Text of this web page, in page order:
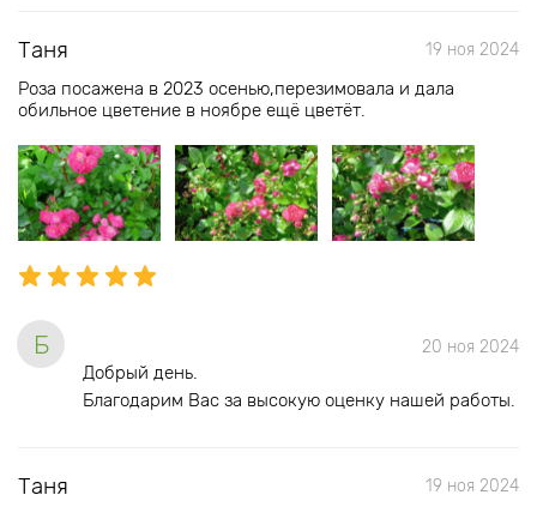
Таня 19 ноя 2024
Роза посажена в 2023 осенью,перезимовала и дала
обильное цветение в ноябре ещё цветёт.
Б 20 ноя 2024
Добрый день.
Благодарим Вас за высокую оценку нашей работы.
Таня 19 ноя 2024